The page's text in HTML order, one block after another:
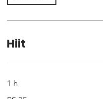
Hiit
1 h